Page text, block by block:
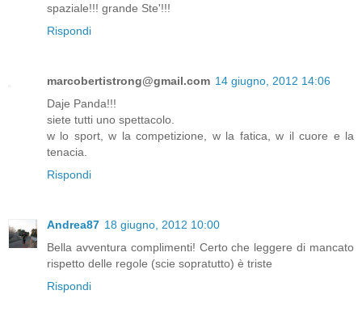
spaziale!!! grande Ste'!!!
Rispondi
marcobertistrong@gmail.com 14 giugno, 2012 14:06
Daje Panda!!!
siete tutti uno spettacolo.
w lo sport, w la competizione, w la fatica, w il cuore e la
tenacia.
Rispondi
Andrea87 18 giugno, 2012 10:00
Bella avventura complimenti! Certo che leggere di mancato
rispetto delle regole (scie sopratutto) è triste
Rispondi